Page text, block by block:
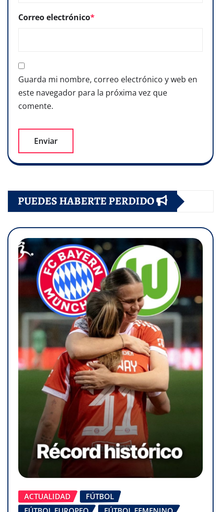
Correo electrónico*
Guarda mi nombre, correo electrónico y web en
este navegador para la próxima vez que
comente.
PUEDES HABERTE PERDIDO
ACTUALIDAD
FÚTBOL